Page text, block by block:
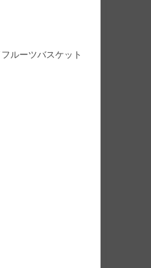
ルーツバスケット